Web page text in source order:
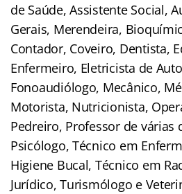
de Saúde, Assistente Social,
Gerais, Merendeira,
Contador, Coveiro, Dentista,
Enfermeiro, Eletricista de
Fonoaudiólogo, Mecânico,
Motorista, Nutricionista,
Pedreiro, Professor de várias
Psicólogo, Técnico em
Higiene Bucal, Técnico em
Jurídico, Turismólogo e